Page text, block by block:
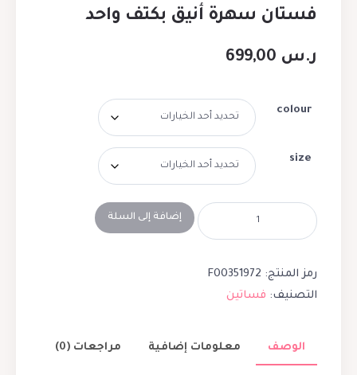
فستان سهرة أنيق بكتف واحد
ر.س
colour
size
إضافة إلى السلة
رمز المنتج: F00351972
التصنيف: فساتين
الوصف معلومات إضافية مراجعات (0)